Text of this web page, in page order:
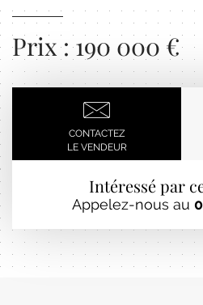
Prix : 190 000 €
CONTACTEZ
LE VENDEUR
Intéressé par
Appelez-nous au